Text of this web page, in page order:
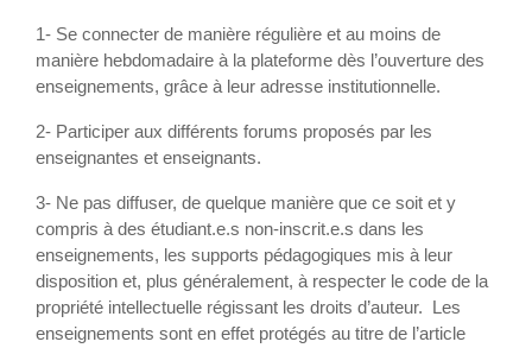
1- Se connecter de manière régulière et au moins de
manière hebdomadaire à la plateforme dès l’ouverture des
enseignements, grâce à leur adresse institutionnelle.
2- Participer aux différents forums proposés par les
enseignantes et enseignants.
3- Ne pas diffuser, de quelque manière que ce soit et y
compris à des étudiant.e.s non-inscrit.e.s dans les
enseignements, les supports pédagogiques mis à leur
disposition et, plus généralement, à respecter le code de la
propriété intellectuelle régissant les droits d’auteur. Les
enseignements sont en effet protégés au titre de l’article